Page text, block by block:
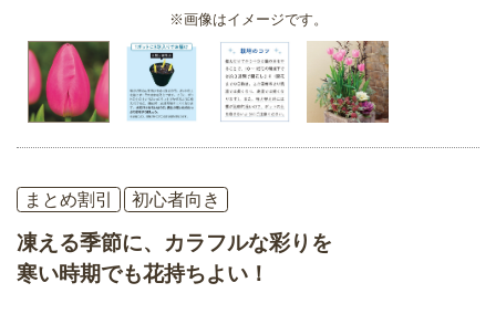
※画像はイメージです。
まとめ割引 初心者向き
凍える季節に、カラフルな彩りを
寒い時期でも花持ちよい！